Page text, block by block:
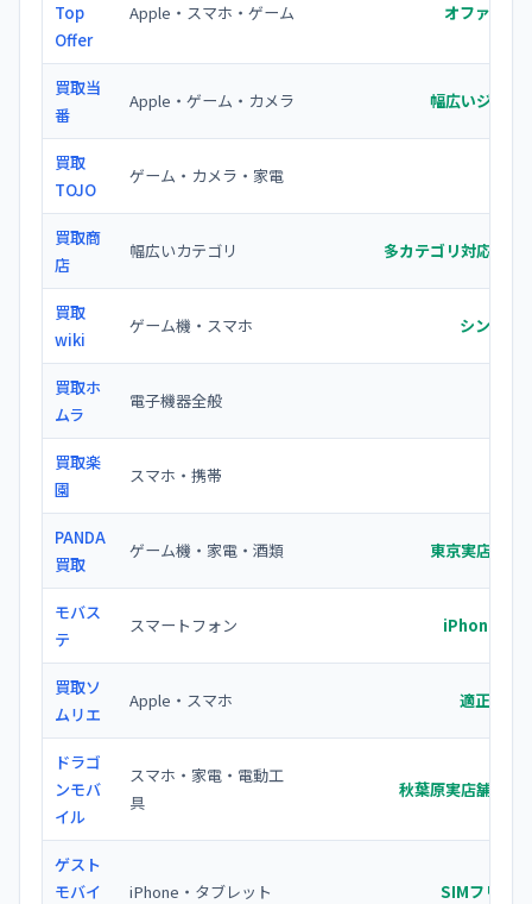
Top
Offer
Apple・スマホ・ゲーム オファーを
買取当
番
Apple・ゲーム・カメラ 幅広いジャン
買取
TOJO
ゲーム・カメラ・家電
買取商
店
幅広いカテゴリ 多カテゴリ対応で査
買取
wiki
ゲーム機・スマホ シンプル
買取ホ
ムラ
電子機器全般
買取楽
園
スマホ・携帯
PANDA
買取
ゲーム機・家電・酒類 東京実店舗あ
モバス
テ
スマートフォン iPhone/
買取ソ
ムリエ
Apple・スマホ 適正価格
ドラゴ
ンモバ
イル
スマホ・家電・電動工
具
秋葉原実店舗、幅
ゲスト
モバイ
iPhone・タブレット SIMフリー/